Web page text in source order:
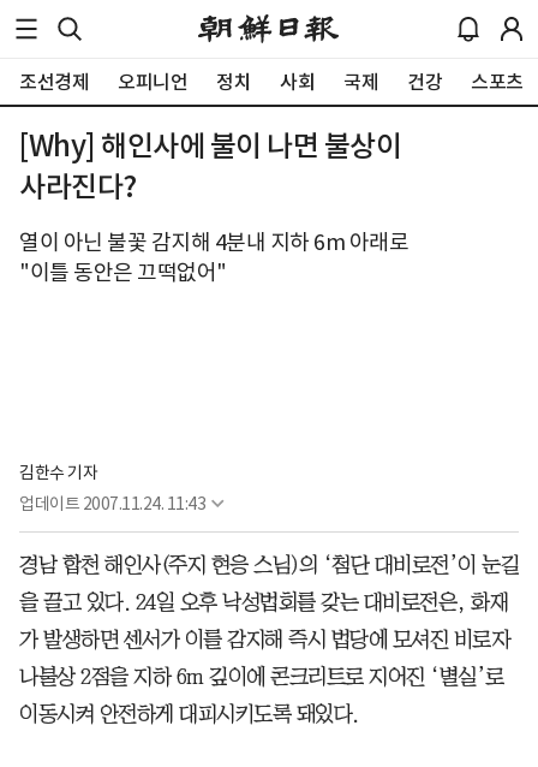
조선경제 오피니언 정치 사회 국제 건강 스포츠
[Why] 해인사에 불이 나면 불상이
사라진다?
열이 아닌 불꽃 감지해 4분내 지하 6m 아래로
"이틀 동안은 끄떡없어"
김한수 기자
업데이트 2007.11.24. 11:43
경남 합천 해인사(주지 현응 스님)의 ‘첨단 대비로전’이 눈길
을 끌고 있다. 24일 오후 낙성법회를 갖는 대비로전은, 화재
가 발생하면 센서가 이를 감지해 즉시 법당에 모셔진 비로자
나불상 2점을 지하 6m 깊이에 콘크리트로 지어진 ‘별실’로
이동시켜 안전하게 대피시키도록 돼있다.